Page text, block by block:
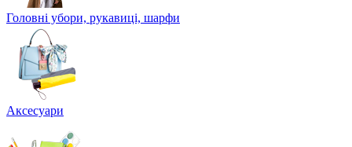
Головні убори, рукавиці, шарфи
Аксесуари